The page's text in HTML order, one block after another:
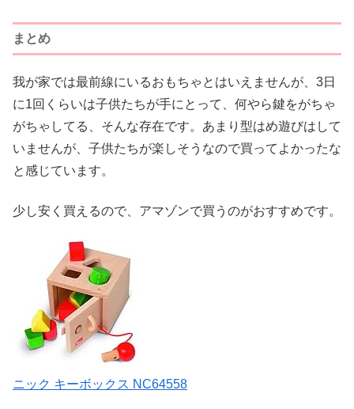
まとめ
我が家では最前線にいるおもちゃとはいえませんが、3日
に1回くらいは子供たちが手にとって、何やら鍵をがちゃ
がちゃしてる、そんな存在です。あまり型はめ遊びはして
いませんが、子供たちが楽しそうなので買ってよかったな
と感じています。
少し安く買えるので、アマゾンで買うのがおすすめです。
ニック キーボックス NC64558